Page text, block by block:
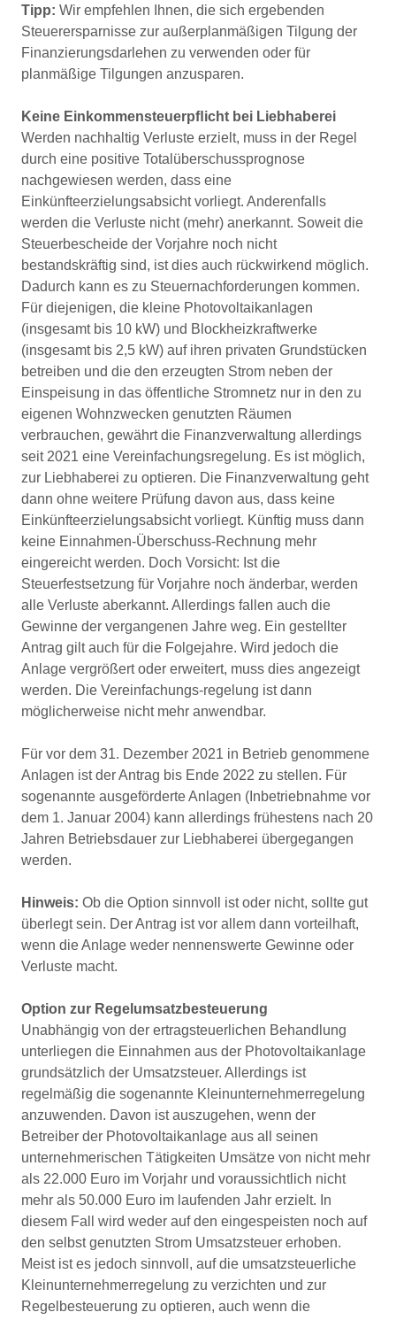
Tipp: Wir empfehlen Ihnen, die sich ergebenden
Steuerersparnisse zur außerplanmäßigen Tilgung der
Finanzierungsdarlehen zu verwenden oder für
planmäßige Tilgungen anzusparen.
Keine Einkommensteuerpﬂicht bei Liebhaberei
Werden nachhaltig Verluste erzielt, muss in der Regel
durch eine positive Totalüberschussprognose
nachgewiesen werden, dass eine
Einkünfteerzielungsabsicht vorliegt. Anderenfalls
werden die Verluste nicht (mehr) anerkannt. Soweit die
Steuerbescheide der Vorjahre noch nicht
bestandskräftig sind, ist dies auch rückwirkend möglich.
Dadurch kann es zu Steuernachforderungen kommen.
Für diejenigen, die kleine Photovoltaikanlagen
(insgesamt bis 10 kW) und Blockheizkraftwerke
(insgesamt bis 2,5 kW) auf ihren privaten Grundstücken
betreiben und die den erzeugten Strom neben der
Einspeisung in das öffentliche Stromnetz nur in den zu
eigenen Wohnzwecken genutzten Räumen
verbrauchen, gewährt die Finanzverwaltung allerdings
seit 2021 eine Vereinfachungsregelung. Es ist möglich,
zur Liebhaberei zu optieren. Die Finanzverwaltung geht
dann ohne weitere Prüfung davon aus, dass keine
Einkünfteerzielungsabsicht vorliegt. Künftig muss dann
keine Einnahmen-Überschuss-Rechnung mehr
eingereicht werden. Doch Vorsicht: Ist die
Steuerfestsetzung für Vorjahre noch änderbar, werden
alle Verluste aberkannt. Allerdings fallen auch die
Gewinne der vergangenen Jahre weg. Ein gestellter
Antrag gilt auch für die Folgejahre. Wird jedoch die
Anlage vergrößert oder erweitert, muss dies angezeigt
werden. Die Vereinfachungs-regelung ist dann
möglicherweise nicht mehr anwendbar.
Für vor dem 31. Dezember 2021 in Betrieb genommene
Anlagen ist der Antrag bis Ende 2022 zu stellen. Für
sogenannte ausgeförderte Anlagen (Inbetriebnahme vor
dem 1. Januar 2004) kann allerdings frühestens nach 20
Jahren Betriebsdauer zur Liebhaberei übergegangen
werden.
Hinweis: Ob die Option sinnvoll ist oder nicht, sollte gut
überlegt sein. Der Antrag ist vor allem dann vorteilhaft,
wenn die Anlage weder nennenswerte Gewinne oder
Verluste macht.
Option zur Regelumsatzbesteuerung
Unabhängig von der ertragsteuerlichen Behandlung
unterliegen die Einnahmen aus der Photovoltaikanlage
grundsätzlich der Umsatzsteuer. Allerdings ist
regelmäßig die sogenannte Kleinunternehmerregelung
anzuwenden. Davon ist auszugehen, wenn der
Betreiber der Photovoltaikanlage aus all seinen
unternehmerischen Tätigkeiten Umsätze von nicht mehr
als 22.000 Euro im Vorjahr und voraussichtlich nicht
mehr als 50.000 Euro im laufenden Jahr erzielt. In
diesem Fall wird weder auf den eingespeisten noch auf
den selbst genutzten Strom Umsatzsteuer erhoben.
Meist ist es jedoch sinnvoll, auf die umsatzsteuerliche
Kleinunternehmerregelung zu verzichten und zur
Regelbesteuerung zu optieren, auch wenn die